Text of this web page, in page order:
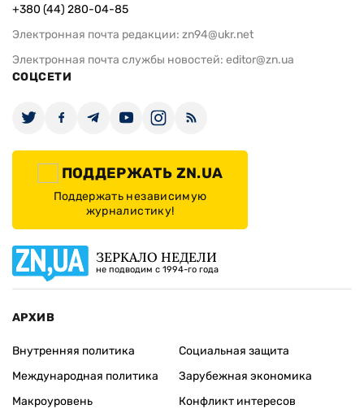
+380 (44) 280-04-85
Электронная почта редакции: zn94@ukr.net
Электронная почта службы новостей: editor@zn.ua
СОЦСЕТИ
ПОДДЕРЖАТЬ ZN.UA
Поддержать независимую
журналистику!
ЗЕРКАЛО НЕДЕЛИ
не подводим с 1994-го года
АРХИВ
Внутренняя политика
Международная политика
Макроуровень
Социальная защита
Зарубежная экономика
Конфликт интересов